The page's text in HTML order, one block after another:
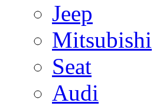
Jeep
Mitsubishi
Seat
Audi